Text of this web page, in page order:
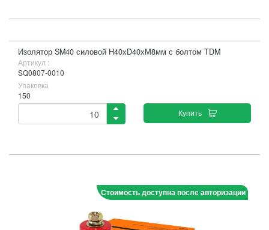
Изолятор SM40 силовой Н40хD40хМ8мм с болтом TDM
Артикул :
SQ0807-0010
Упаковка
150
Купить
Стоимость доступна после авторизации